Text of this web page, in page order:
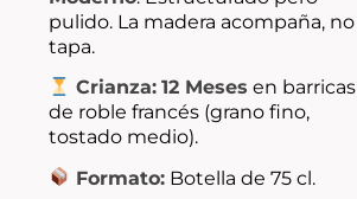
pulido. La madera acompaña, no
tapa.
Crianza: 12 Meses en barricas
de roble francés (grano fino,
tostado medio).
Formato:Botella de 75 cl.